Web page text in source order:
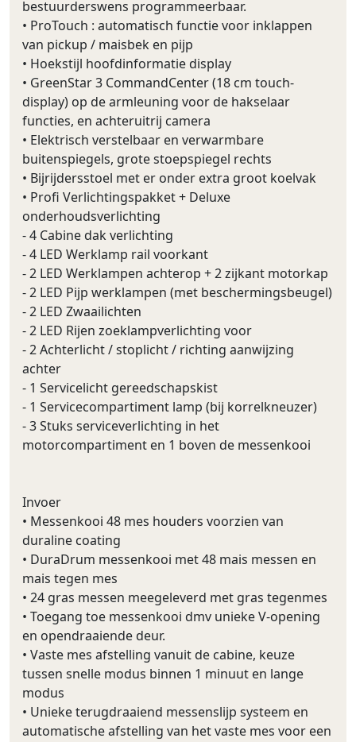
bestuurderswens programmeerbaar.
• ProTouch : automatisch functie voor inklappen
van pickup / maisbek en pijp
• Hoekstijl hoofdinformatie display
• GreenStar 3 CommandCenter (18 cm touch-
display) op de armleuning voor de hakselaar
functies, en achteruitrij camera
• Elektrisch verstelbaar en verwarmbare
buitenspiegels, grote stoepspiegel rechts
• Bijrijdersstoel met er onder extra groot koelvak
• Profi Verlichtingspakket + Deluxe
onderhoudsverlichting
- 4 Cabine dak verlichting
- 4 LED Werklamp rail voorkant
- 2 LED Werklampen achterop + 2 zijkant motorkap
- 2 LED Pijp werklampen (met beschermingsbeugel)
- 2 LED Zwaailichten
- 2 LED Rijen zoeklampverlichting voor
- 2 Achterlicht / stoplicht / richting aanwijzing
achter
- 1 Servicelicht gereedschapskist
- 1 Servicecompartiment lamp (bij korrelkneuzer)
- 3 Stuks serviceverlichting in het
motorcompartiment en 1 boven de messenkooi
Invoer
• Messenkooi 48 mes houders voorzien van
duraline coating
• DuraDrum messenkooi met 48 mais messen en
mais tegen mes
• 24 gras messen meegeleverd met gras tegenmes
• Toegang toe messenkooi dmv unieke V-opening
en opendraaiende deur.
• Vaste mes afstelling vanuit de cabine, keuze
tussen snelle modus binnen 1 minuut en lange
modus
• Unieke terugdraaiend messenslijp systeem en
automatische afstelling van het vaste mes voor een